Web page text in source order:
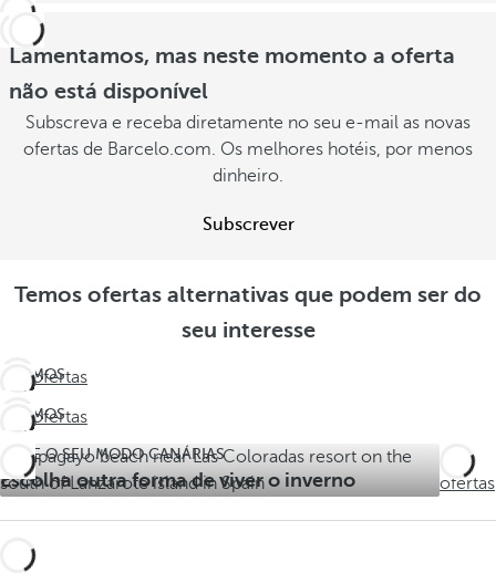
Lamentamos, mas neste momento a oferta
não está disponível
Subscreva e receba diretamente no seu e-mail as novas
ofertas de Barcelo.com. Os melhores hotéis, por menos
dinheiro.
Subscrever
Temos ofertas alternativas que podem ser do
seu interesse
ÚLTIMOS
DIAS!
Não
perca
o
Ver ofertas
ÚLTIMOS
DIAS!
Não
perca
o
verão
Ver ofertas
ATIVE O SEU MODO CANÁRIAS
Escolha outra forma de viver o inverno
ofertas